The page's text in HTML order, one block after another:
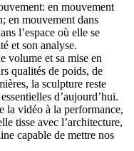
en mouvement
en mouvement dans
l’espace où elle se
et son analyse.
volume et sa mise en
qualités de poids, de
la sculpture reste
d’aujourd’hui.
la vidéo à la performance,
tisse avec l’architecture,
capable de mettre nos